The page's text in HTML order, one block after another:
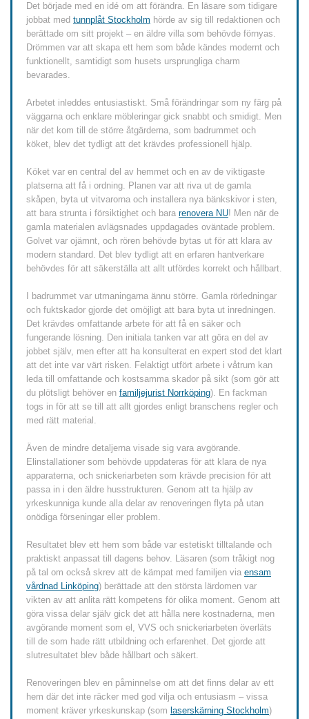
Det började med en idé om att förändra. En läsare som tidigare
jobbat med tunnplåt Stockholm hörde av sig till redaktionen och
berättade om sitt projekt – en äldre villa som behövde förnyas.
Drömmen var att skapa ett hem som både kändes modernt och
funktionellt, samtidigt som husets ursprungliga charm
bevarades.
Arbetet inleddes entusiastiskt. Små förändringar som ny färg på
väggarna och enklare möbleringar gick snabbt och smidigt. Men
när det kom till de större åtgärderna, som badrummet och
köket, blev det tydligt att det krävdes professionell hjälp.
Köket var en central del av hemmet och en av de viktigaste
platserna att få i ordning. Planen var att riva ut de gamla
skåpen, byta ut vitvarorna och installera nya bänkskivor i sten,
att bara strunta i försiktighet och bara renovera NU! Men när de
gamla materialen avlägsnades uppdagades oväntade problem.
Golvet var ojämnt, och rören behövde bytas ut för att klara av
modern standard. Det blev tydligt att en erfaren hantverkare
behövdes för att säkerställa att allt utfördes korrekt och hållbart.
I badrummet var utmaningarna ännu större. Gamla rörledningar
och fuktskador gjorde det omöjligt att bara byta ut inredningen.
Det krävdes omfattande arbete för att få en säker och
fungerande lösning. Den initiala tanken var att göra en del av
jobbet själv, men efter att ha konsulterat en expert stod det klart
att det inte var värt risken. Felaktigt utfört arbete i våtrum kan
leda till omfattande och kostsamma skador på sikt (som gör att
du plötsligt behöver en familjejurist Norrköping). En fackman
togs in för att se till att allt gjordes enligt branschens regler och
med rätt material.
Även de mindre detaljerna visade sig vara avgörande.
Elinstallationer som behövde uppdateras för att klara de nya
apparaterna, och snickeriarbeten som krävde precision för att
passa in i den äldre husstrukturen. Genom att ta hjälp av
yrkeskunniga kunde alla delar av renoveringen flyta på utan
onödiga förseningar eller problem.
Resultatet blev ett hem som både var estetiskt tilltalande och
praktiskt anpassat till dagens behov. Läsaren (som tråkigt nog
på tal om också skrev att de kämpat med familjen via ensam
vårdnad Linköping) berättade att den största lärdomen var
vikten av att anlita rätt kompetens för olika moment. Genom att
göra vissa delar själv gick det att hålla nere kostnaderna, men
avgörande moment som el, VVS och snickeriarbeten överläts
till de som hade rätt utbildning och erfarenhet. Det gjorde att
slutresultatet blev både hållbart och säkert.
Renoveringen blev en påminnelse om att det finns delar av ett
hem där det inte räcker med god vilja och entusiasm – vissa
moment kräver yrkeskunskap (som laserskärning Stockholm)